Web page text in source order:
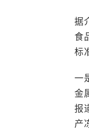
据
食
标
一
金
报
产